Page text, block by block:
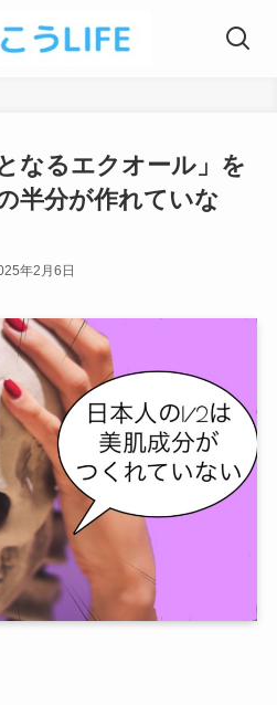
なるエクオール」を
半分が作れていな
年2月6日